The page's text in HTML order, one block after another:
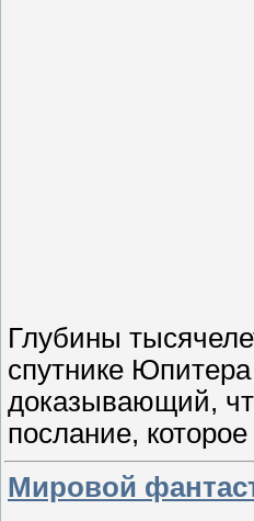
Глубины
спутнике
доказывающий,
послание,
Мировой